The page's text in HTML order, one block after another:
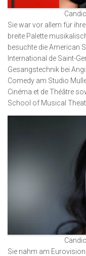
Sie war vor allem für
breite Palette
besuchte die American
International de Saint-
Gesangstechnik bei
Comedy am Studio
Cinéma et de Théâtre
School of Musical
Sie nahm am